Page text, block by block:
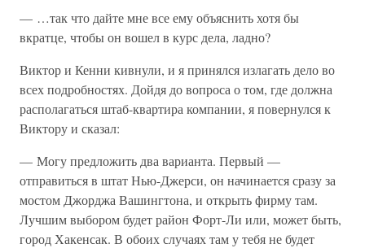
— …так что дайте мне все ему объяснить хотя бы
вкратце, чтобы он вошел в курс дела, ладно?
Виктор и Кенни кивнули, и я принялся излагать дело во
всех подробностях. Дойдя до вопроса о том, где должна
располагаться штаб-квартира компании, я повернулся к
Виктору и сказал:
— Могу предложить два варианта. Первый —
отправиться в штат Нью-Джерси, он начинается сразу за
мостом Джорджа Вашингтона, и открыть фирму там.
Лучшим выбором будет район Форт-Ли или, может быть,
город Хакенсак. В обоих случаях там у тебя не будет